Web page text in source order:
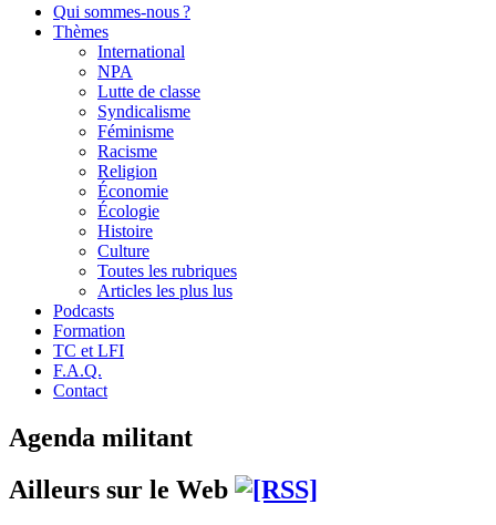
Qui sommes-nous ?
Thèmes
International
NPA
Lutte de classe
Syndicalisme
Féminisme
Racisme
Religion
Économie
Écologie
Histoire
Culture
Toutes les rubriques
Articles les plus lus
Podcasts
Formation
TC et LFI
F.A.Q.
Contact
Agenda militant
Ailleurs sur le Web